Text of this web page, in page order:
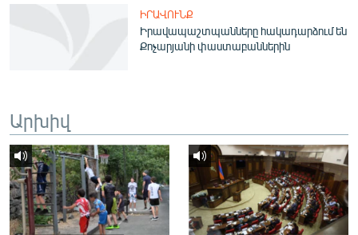
Հայերեն
English
Русский
ԻՐԱՎՈՒՆՔ
Իրավապաշտպանները հակադարձում են
Քոչարյանի փաստաբաններին
Արխիվ